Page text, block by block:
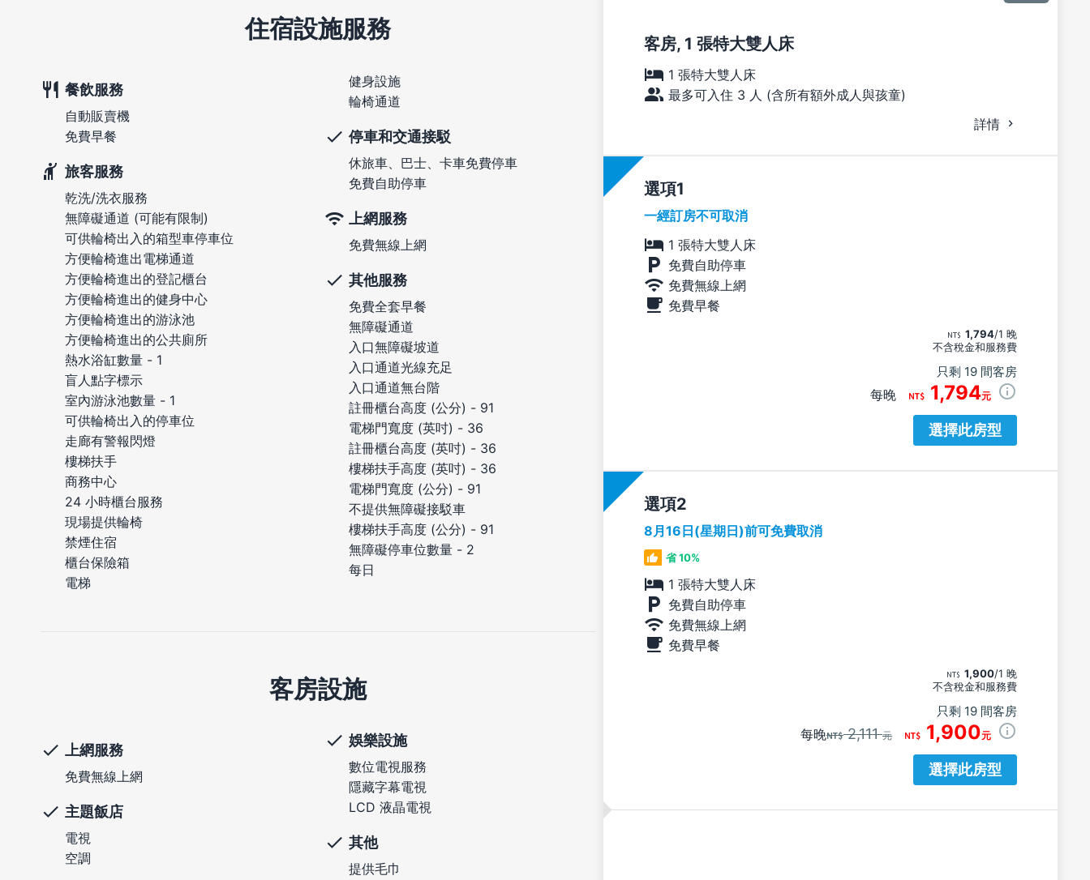
客房, 1 張特大雙人床
1 張特大雙人床
最多可入住 3 人 (含所有額外成人與孩童)
詳情
選項
一經訂房不可取消
1 張特大雙人床
免費自助停車
免費無線上網
免費早餐
1,794/1 晚
不含稅金和服務費
只剩 19 間客房
每晚 1,794元
選擇此房型
選項
8月16日(星期日)前可免費取消
省 10%
1 張特大雙人床
免費自助停車
免費無線上網
免費早餐
1,900/1 晚
不含稅金和服務費
只剩 19 間客房
每晚 2,111元 1,900元
選擇此房型
住宿設施服務
餐飲服務
自動販賣機
免費早餐
旅客服務
乾洗/洗衣服務
無障礙通道 (可能有限制)
可供輪椅出入的箱型車停車位
方便輪椅進出電梯通道
方便輪椅進出的登記櫃台
方便輪椅進出的健身中心
方便輪椅進出的游泳池
方便輪椅進出的公共廁所
熱水浴缸數量 - 1
盲人點字標示
室內游泳池數量 - 1
可供輪椅出入的停車位
走廊有警報閃燈
樓梯扶手
商務中心
24 小時櫃台服務
現場提供輪椅
禁煙住宿
櫃台保險箱
電梯
健身設施
輪椅通道
停車和交通接駁
休旅車、巴士、卡車免費停車
免費自助停車
上網服務
免費無線上網
其他服務
免費全套早餐
無障礙通道
入口無障礙坡道
入口通道光線充足
入口通道無台階
註冊櫃台高度 (公分) - 91
電梯門寬度 (英吋) - 36
註冊櫃台高度 (英吋) - 36
樓梯扶手高度 (英吋) - 36
電梯門寬度 (公分) - 91
不提供無障礙接駁車
樓梯扶手高度 (公分) - 91
無障礙停車位數量 - 2
每日
客房設施
上網服務
免費無線上網
主題飯店
電視
空調
娛樂設施
數位電視服務
隱藏字幕電視
LCD 液晶電視
其他
提供毛巾